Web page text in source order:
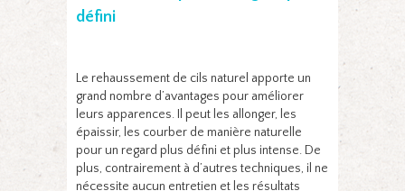
défini
Le rehaussement de cils naturel apporte un
grand nombre d’avantages pour améliorer
leurs apparences. Il peut les allonger, les
épaissir, les courber de manière naturelle
pour un regard plus défini et plus intense. De
plus, contrairement à d’autres techniques, il ne
nécessite aucun entretien et les résultats